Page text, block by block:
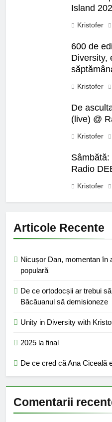
Island
Kristofer
600 de
Diversity,
Kristofer
De
(live) @
Kristofer
Radio
Kristofer
Articole Recente
Nicușor Dan, momentan în
populară
De ce ortodocșii ar trebui
Băcăuanul să demisioneze
Unity in Diversity with
2025 la final
De ce cred că Ana Ciceală
Comentarii